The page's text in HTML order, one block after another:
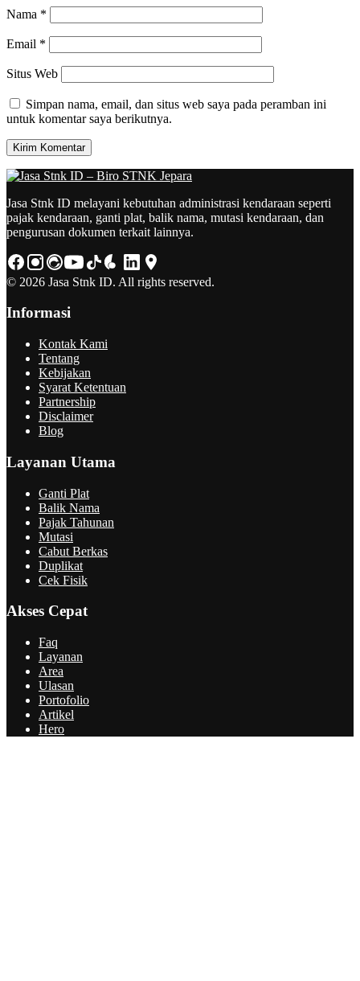
Nama *
Email *
Situs Web
Simpan nama, email, dan situs web saya pada peramban ini
untuk komentar saya berikutnya.
Jasa Stnk ID melayani kebutuhan administrasi kendaraan seperti
pajak kendaraan, ganti plat, balik nama, mutasi kendaraan, dan
pengurusan dokumen terkait lainnya.
© 2026 Jasa Stnk ID. All rights reserved.
Informasi
Kontak Kami
Tentang
Kebijakan
Syarat Ketentuan
Partnership
Disclaimer
Blog
Layanan Utama
Ganti Plat
Balik Nama
Pajak Tahunan
Mutasi
Cabut Berkas
Duplikat
Cek Fisik
Akses Cepat
Faq
Layanan
Area
Ulasan
Portofolio
Artikel
Hero